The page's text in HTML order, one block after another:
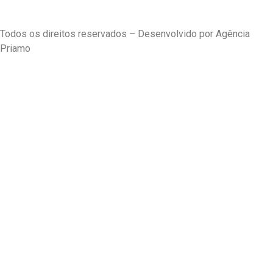
Todos os direitos reservados – Desenvolvido por Agência
Priamo